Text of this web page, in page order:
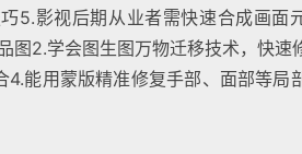
5.影视后期从业者需快速合成画面
图2.学会图生图万物迁移技术，快速
能用蒙版精准修复手部、面部等局